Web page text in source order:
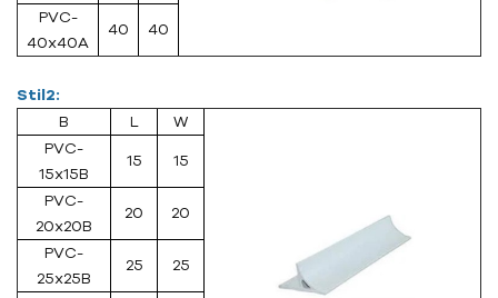
PVC-
40x40A
40 40
Stil2:
B
L
W
PVC-
15x15B
15 15
PVC-
20x20B
20 20
PVC-
25x25B
25 25